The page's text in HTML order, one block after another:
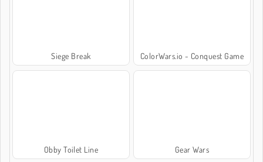
Siege Break ColorWars.io - Conquest Game
Obby Toilet Line Gear Wars